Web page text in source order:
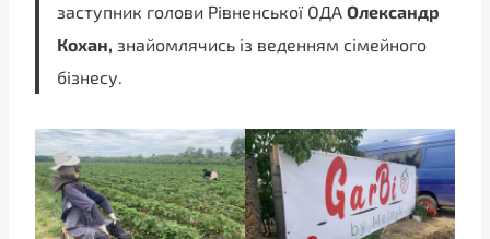
заступник голови Рівненської ОДА Олександр
Кохан, знайомлячись із веденням сімейного
бізнесу.